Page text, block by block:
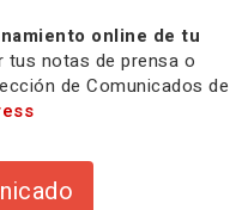
online de tu
tus notas de prensa o
de Comunicados de